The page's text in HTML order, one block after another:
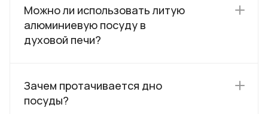
Можно ли использовать литую
алюминиевую посуду в
духовой печи?
Зачем протачивается дно
посуды?